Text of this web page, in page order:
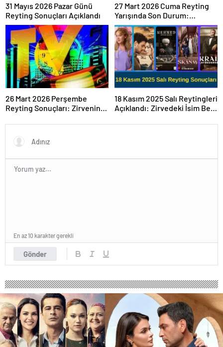
31 Mayıs 2026 Pazar Günü
Reyting Sonuçları Açıklandı
27 Mart 2026 Cuma Reyting
Yarışında Son Durum:
Sonuçlar Belli Oldu mu?
26 Mart 2026 Perşembe
Reyting Sonuçları: Zirvenin
18 Kasım 2025 Salı Reytingleri
Açıklandı: Zirvedeki İsim Belli
Gönder
En az 10 karakter gerekli